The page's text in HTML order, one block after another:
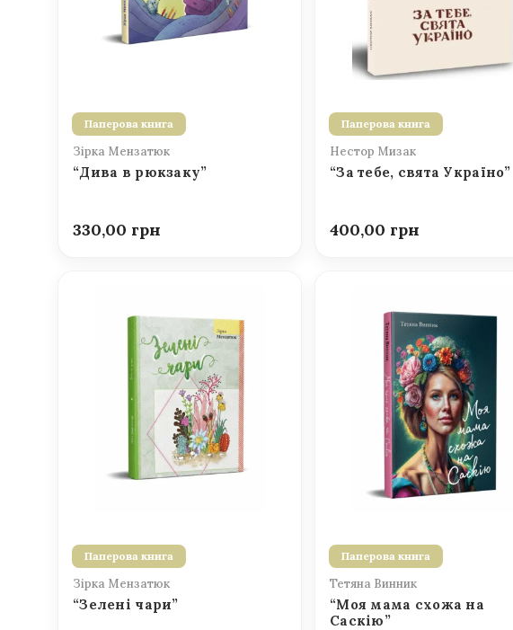
Паперова книга
Зірка Мензатюк
“Дива в рюкзаку”
330,00
Паперова книга
Нестор Мизак
“За тебе, свята Україно”
400,00
Паперова книга
Зірка Мензатюк
“Зелені чари”
Паперова книга
Тетяна Винник
“Моя мама схожа на
Саскію”